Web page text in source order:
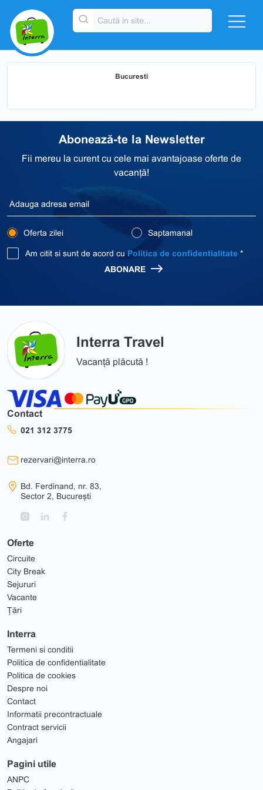
Bucuresti
Abonează-te la Newsletter
Fii mereu la curent cu cele mai avantajoase oferte de
vacanță!
Oferta zilei Saptamanal
Am citit si sunt de acord cu Politica de confidentialitate *
ABONARE
Interra Travel
Vacanță plăcută !
Oferte
Circuite
City Break
Sejururi
Vacante
Țări
Interra
Termeni si conditii
Politica de confidentialitate
Politica de cookies
Despre noi
Contact
Informatii precontractuale
Contract servicii
Angajari
Pagini utile
ANPC
Contact
021 312 3775
rezervari@interra.ro
Bd. Ferdinand, nr. 83,
Sector 2, București